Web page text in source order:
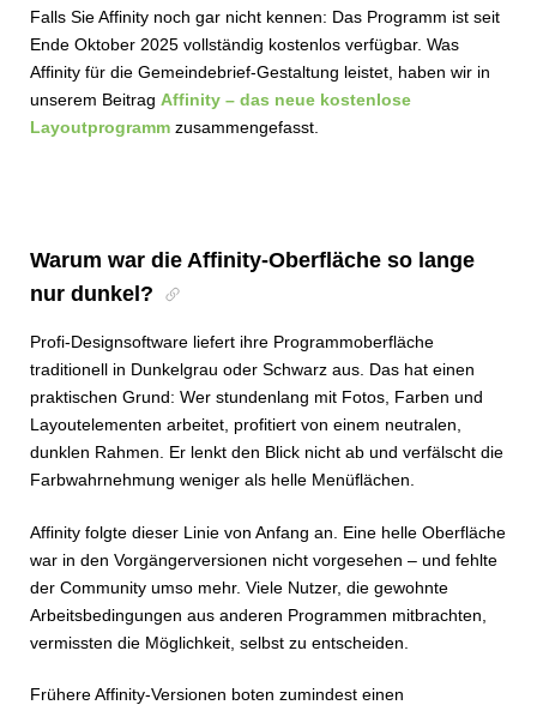
Falls Sie Affinity noch gar nicht kennen: Das Programm ist seit
Ende Oktober 2025 vollständig kostenlos verfügbar. Was
Affinity für die Gemeindebrief-Gestaltung leistet, haben wir in
unserem Beitrag Affinity – das neue kostenlose
Layoutprogramm zusammengefasst.
Warum war die Affinity-Oberfläche so lange
nur dunkel?
Profi-Designsoftware liefert ihre Programmoberfläche
traditionell in Dunkelgrau oder Schwarz aus. Das hat einen
praktischen Grund: Wer stundenlang mit Fotos, Farben und
Layoutelementen arbeitet, profitiert von einem neutralen,
dunklen Rahmen. Er lenkt den Blick nicht ab und verfälscht die
Farbwahrnehmung weniger als helle Menüflächen.
Affinity folgte dieser Linie von Anfang an. Eine helle Oberfläche
war in den Vorgängerversionen nicht vorgesehen – und fehlte
der Community umso mehr. Viele Nutzer, die gewohnte
Arbeitsbedingungen aus anderen Programmen mitbrachten,
vermissten die Möglichkeit, selbst zu entscheiden.
Frühere Affinity-Versionen boten zumindest einen